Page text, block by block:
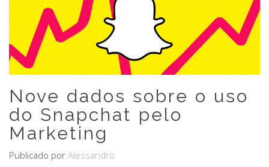
Nove dados sobre o uso
do Snapchat pelo
Marketing
Publicado por Alessandro